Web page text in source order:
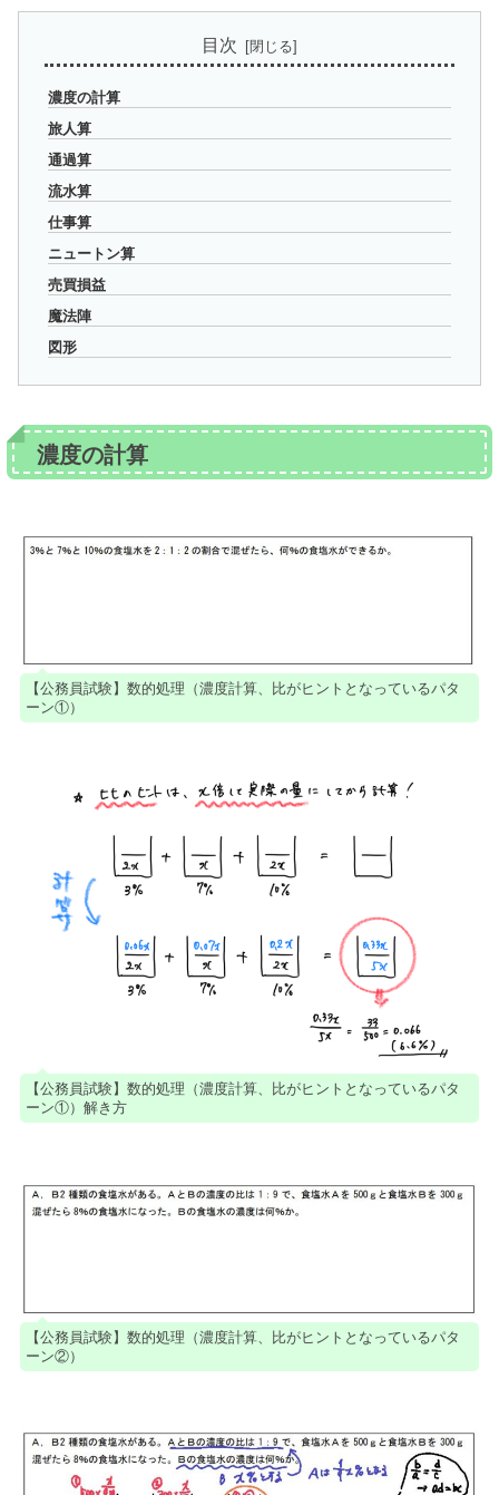
目次
濃度の計算
旅人算
通過算
流水算
仕事算
ニュートン算
売買損益
魔法陣
図形
濃度の計算
【公務員試験】数的処理（濃度計算、比がヒントとなっているパタ
ーン①）
【公務員試験】数的処理（濃度計算、比がヒントとなっているパタ
ーン①）解き方
【公務員試験】数的処理（濃度計算、比がヒントとなっているパタ
ーン②）